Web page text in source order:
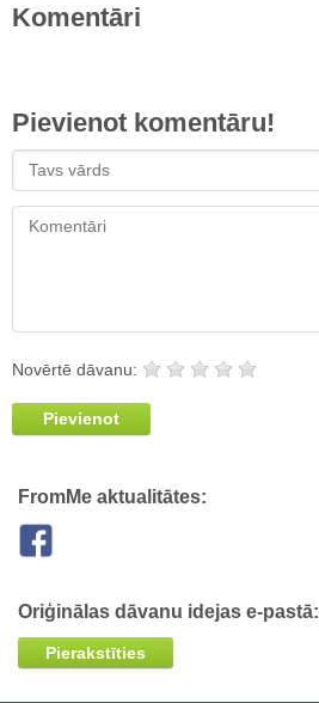
Komentāri
Pievienot komentāru!
Novērtē dāvanu:
Pievienot
FromMe aktualitātes:
Oriģinālas dāvanu idejas e-pastā:
Pierakstīties